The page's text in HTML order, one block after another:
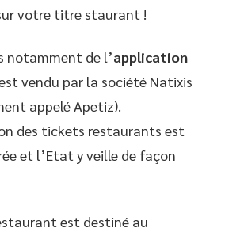
notamment de l’application
vendu par la société Natixis
appelé Apetiz).
des tickets restaurants est
et l’Etat y veille de façon
est destiné au